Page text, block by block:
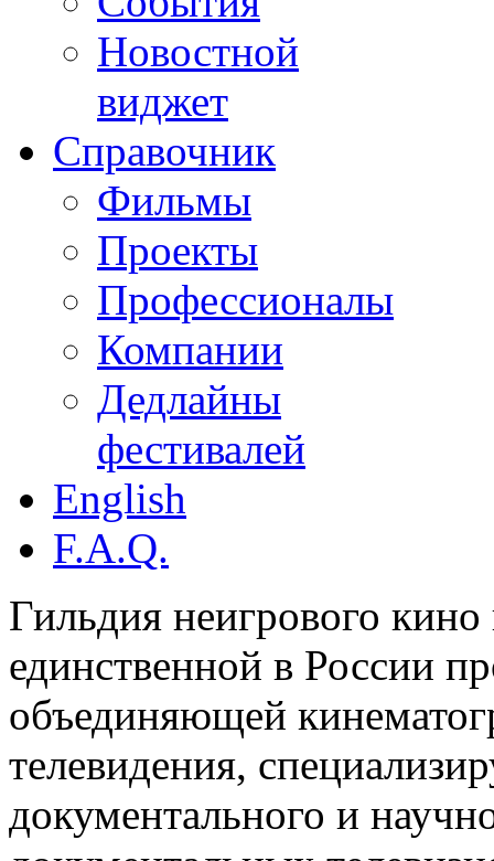
Новостной
виджет
Справочник
Фильмы
Проекты
Профессионалы
Компании
Дедлайны
фестивалей
English
F.A.Q.
Гильдия неигрового кино
единственной в России
объединяющей
телевидения,
документального и